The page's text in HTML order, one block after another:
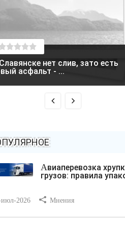
асфальт - ...
Авиаперевозка хрупких
грузов: правила
июл-2026 Мнения